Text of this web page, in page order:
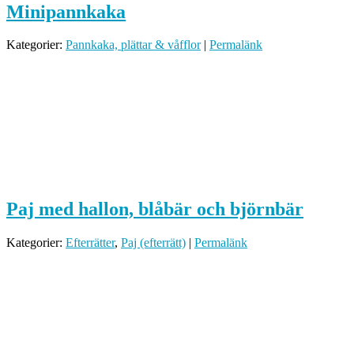
Minipannkaka
Kategorier: Pannkaka, plättar & våfflor| Permalänk
Paj med hallon, blåbär och björnbär
Kategorier: Efterrätter, Paj (efterrätt) | Permalänk